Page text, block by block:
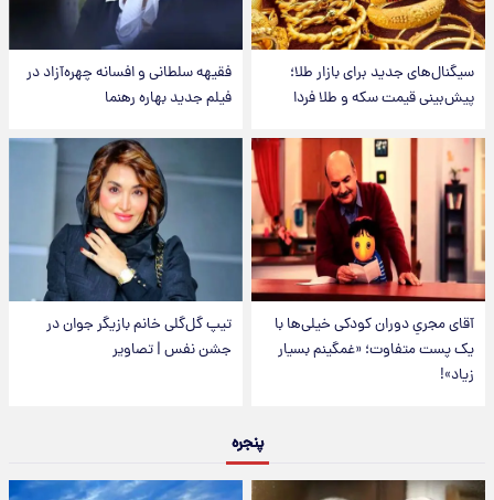
سیگنال‌های جدید برای بازار طلا؛
پیش‌بینی قیمت سکه و طلا فردا
فقیهه سلطانی و افسانه چهره‌آزاد در
فیلم جدید بهاره رهنما
آقای مجریِ دوران کودکی خیلی‌ها با
یک پست متفاوت؛ «غمگینم بسیار
زیاد»!
تیپ گل‌گلی خانم بازیگر جوان در
جشن نفس | تصاویر
پنجره